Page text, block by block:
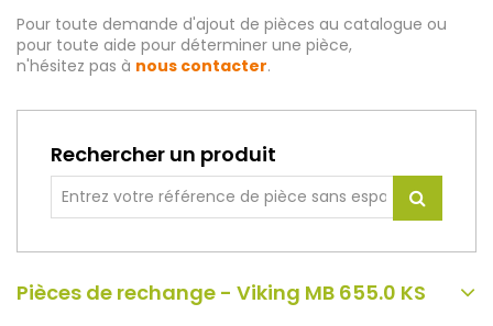
Pour toute demande d'ajout de pièces au catalogue ou
pour toute aide pour déterminer une pièce,
n'hésitez pas à nous contacter.
Rechercher un produit
Pièces de rechange - Viking MB 655.0 KS